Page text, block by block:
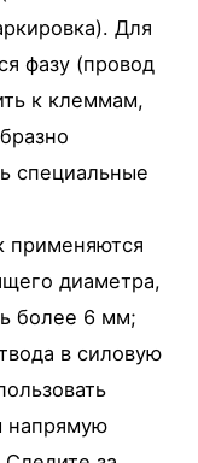
Для
фазу (провод
к клеммам,
специальные
применяются
диаметра,
более 6 мм;
в силовую
напрямую